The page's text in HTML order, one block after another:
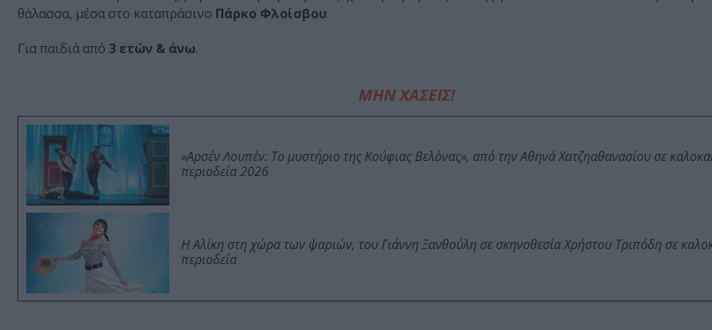
θάλασσα, μέσα στο καταπράσινο Πάρκο Φλοίσβου.
Για παιδιά από 3 ετών & άνω.
ΜΗΝ ΧΑΣΕΙΣ!
«Αρσέν Λουπέν: Το μυστήριο της Κούφιας Βελόνας», από την Αθηνά Χατζηαθανασίου σε
περιοδεία 2026
Η Αλίκη στη χώρα των ψαριών, του Γιάννη Ξανθούλη σε σκηνοθεσία Χρήστου Τριπόδη σε
περιοδεία